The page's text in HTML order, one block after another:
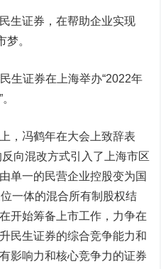
证券，在帮助企业实现
梦。
证券在上海举办“2022年
冯鹤年在大会上致辞表
向混改方式引入了上海市区
单一的民营企业控股变为国
一体的混合所有制股权结
开始筹备上市工作，力争在
民生证券的综合竞争能力和
影响力和核心竞争力的证券